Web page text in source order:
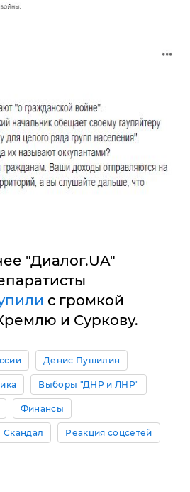
"Диалог.UA"
с громкой
и Суркову.
Денис Пушилин
Выборы "ДНР и ЛНР"
Финансы
Скандал Реакция соцсетей